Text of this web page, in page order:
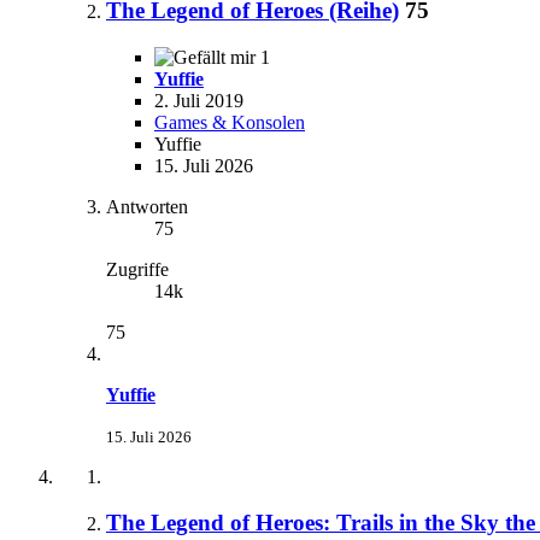
The Legend of Heroes (Reihe) 75
1
Yuffie
2. Juli 2019
Games & Konsolen
Yuffie
15. Juli 2026
Antworten
75
Zugriffe
14k
75
Yuffie
15. Juli 2026
The Legend of Heroes: Trails in the Sky